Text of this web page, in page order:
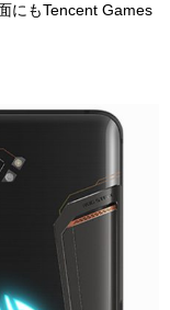
にもTencent Games